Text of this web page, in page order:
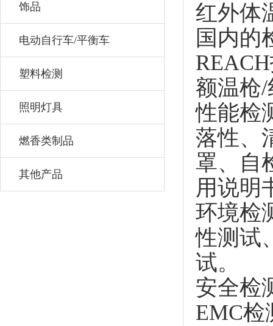
饰品
电动自行车/平衡车
塑料检测
照明灯具
燃香类制品
其他产品
红外体
国内的
额温枪/
性能检
落性、
罩、自
用说明
环境检
性测试
试。
安全检
EMC检